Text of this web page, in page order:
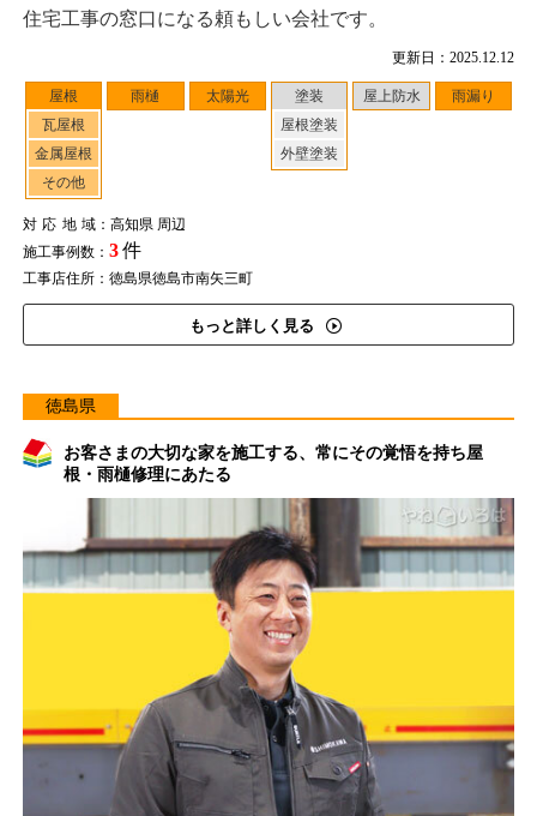
更新日：2025.12.12
屋根
瓦屋根
金属屋根
その他
雨樋 太陽光
塗装
屋根塗装
外壁塗装
屋上防水 雨漏り
対応地域：高知県 周辺
施工事例数： 3件
工事店住所：徳島県徳島市南矢三町
もっと詳しく見る
住宅工事の窓口になる頼もしい会社です。
徳島県
お客さまの大切な家を施工する、常にその覚悟を持ち屋
根・雨樋修理にあたる